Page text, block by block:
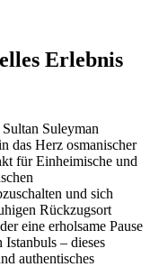
Erlebnis
Suleyman
das Herz osmanischer
für Einheimische und
und sich
Rückzugsort
eine erholsame Pause
– dieses
authentisches